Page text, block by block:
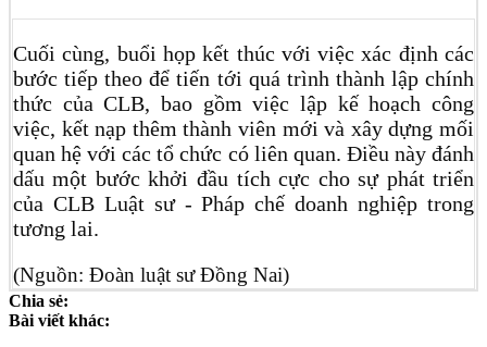
Cuối cùng, buổi họp kết thúc với việc xác định các
bước tiếp theo để tiến tới quá trình thành lập chính
thức của CLB, bao gồm việc lập kế hoạch công
việc, kết nạp thêmthành viên mới và xây dựng mối
quan hệ với các tổ chức có liên quan. Điều này đánh
dấu một bước khởi đầu tích cực cho sự phát triển
của CLB Luật sư - Pháp chế doanh nghiệp trong
tương lai.
(Nguồn: Đoàn luật sư Đồng Nai)
Chia sẻ:
Bài viết khác: